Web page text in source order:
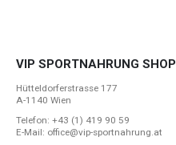
VIP SPORTNAHRUNG SHOP
Hütteldorferstrasse 177
A-1140 Wien
Telefon: +43 (1) 419 90 59
E-Mail: office@vip-sportnahrung.at